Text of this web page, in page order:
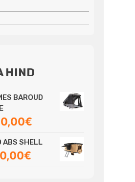
HIND
BAROUD
€Praegune
hind
on:
3690,00€.
ABS SHELL
€Praegune
hind